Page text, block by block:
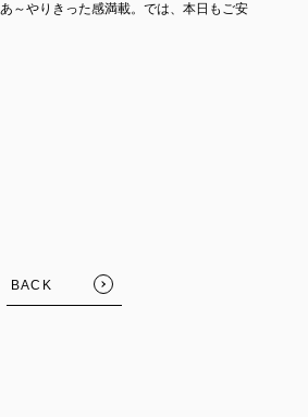
～やりきった感満載。では、本日もご安
BACK